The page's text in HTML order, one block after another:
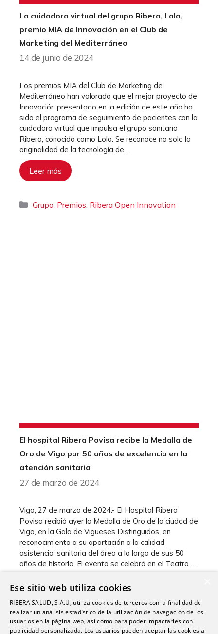
La cuidadora virtual del grupo Ribera, Lola,
premio MIA de Innovación en el Club de
Marketing del Mediterráneo
14 de junio de 2024
Los premios MIA del Club de Marketing del
Mediterráneo han valorado que el mejor proyecto de
Innovación presentado en la edición de este año ha
sido el programa de seguimiento de pacientes con la
cuidadora virtual que impulsa el grupo sanitario
Ribera, conocida como Lola. Se reconoce no solo la
originalidad de la tecnología de …
Leer más
Categorías
Grupo, Premios, Ribera Open Innovation
El hospital Ribera Povisa recibe la Medalla de
Oro de Vigo por 50 años de excelencia en la
atención sanitaria
27 de marzo de 2024
Vigo, 27 de marzo de 2024.- El Hospital Ribera
Povisa recibió ayer la Medalla de Oro de la ciudad de
Vigo, en la Gala de Vigueses Distinguidos, en
reconocimiento a su aportación a la calidad
asistencial sanitaria del área a lo largo de sus 50
años de historia. El evento se celebró en el Teatro …
Leer más
Categorías
Grupo,Premios
Ese sitio web utiliza cookies
RIBERA SALUD, S.A.U, utiliza cookies de terceros con la finalidad de
realizar un análisis estadístico de la utilización de navegación de los
usuarios en la página web, así como para poder impactarles con
publicidad personalizada. Los usuarios pueden aceptar las cookies a